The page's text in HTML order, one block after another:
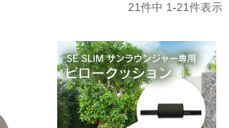
21件中 1-21件表示